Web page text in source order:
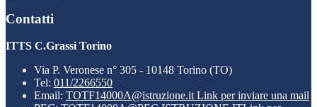
Contatti
ITTS C.Grassi Torino
Via P. Veronese n° 305 - 10148 Torino (TO)
Tel: 011/2266550
Email: TOTF14000A@istruzione.it Link per inviare una mail